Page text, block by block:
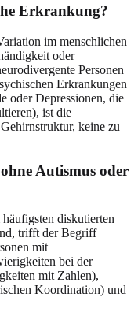
Erkrankung?
im menschlichen
oder
Personen
Erkrankungen
oder Depressionen, die
ist die
keine zu
Autismus oder
diskutierten
trifft der Begriff
mit
bei der
mit Zahlen),
Koordination) und